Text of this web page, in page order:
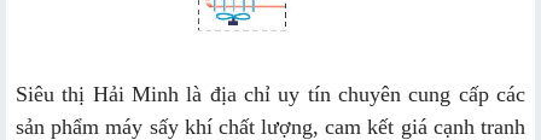
Siêu thị Hải Minh là địa chỉ uy tín chuyên cung cấp các
sản phẩm máy sấy khí chất lượng, cam kết giá cạnh tranh